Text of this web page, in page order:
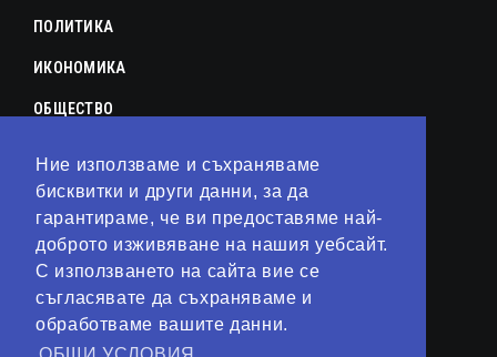
Ние използваме и съхраняваме
бисквитки и други данни, за да
гарантираме, че ви предоставяме най-
доброто изживяване на нашия уебсайт.
С използването на сайта вие се
съгласявате да съхраняваме и
обработваме вашите данни.
ПОЛИТИКА
ИКОНОМИКА
ОБЩЕСТВО
КУЛТУРА
ЛАЙФСТАЙЛ
ТЕХНОЛОГИИ
АНАЛИЗИ